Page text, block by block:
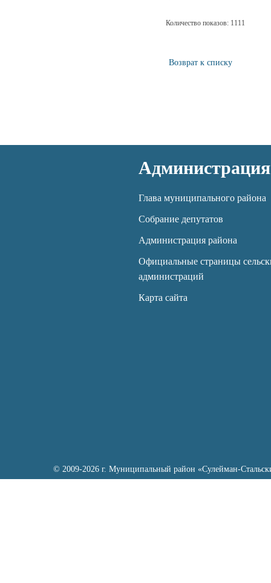
Количество показов: 1111
Возврат к списку
Администрация
Глава муниципального района
Собрание депутатов
Администрация района
Официальные страницы
администраций
Карта сайта
© 2009-2026 г. Муниципальный район «Сулейман-